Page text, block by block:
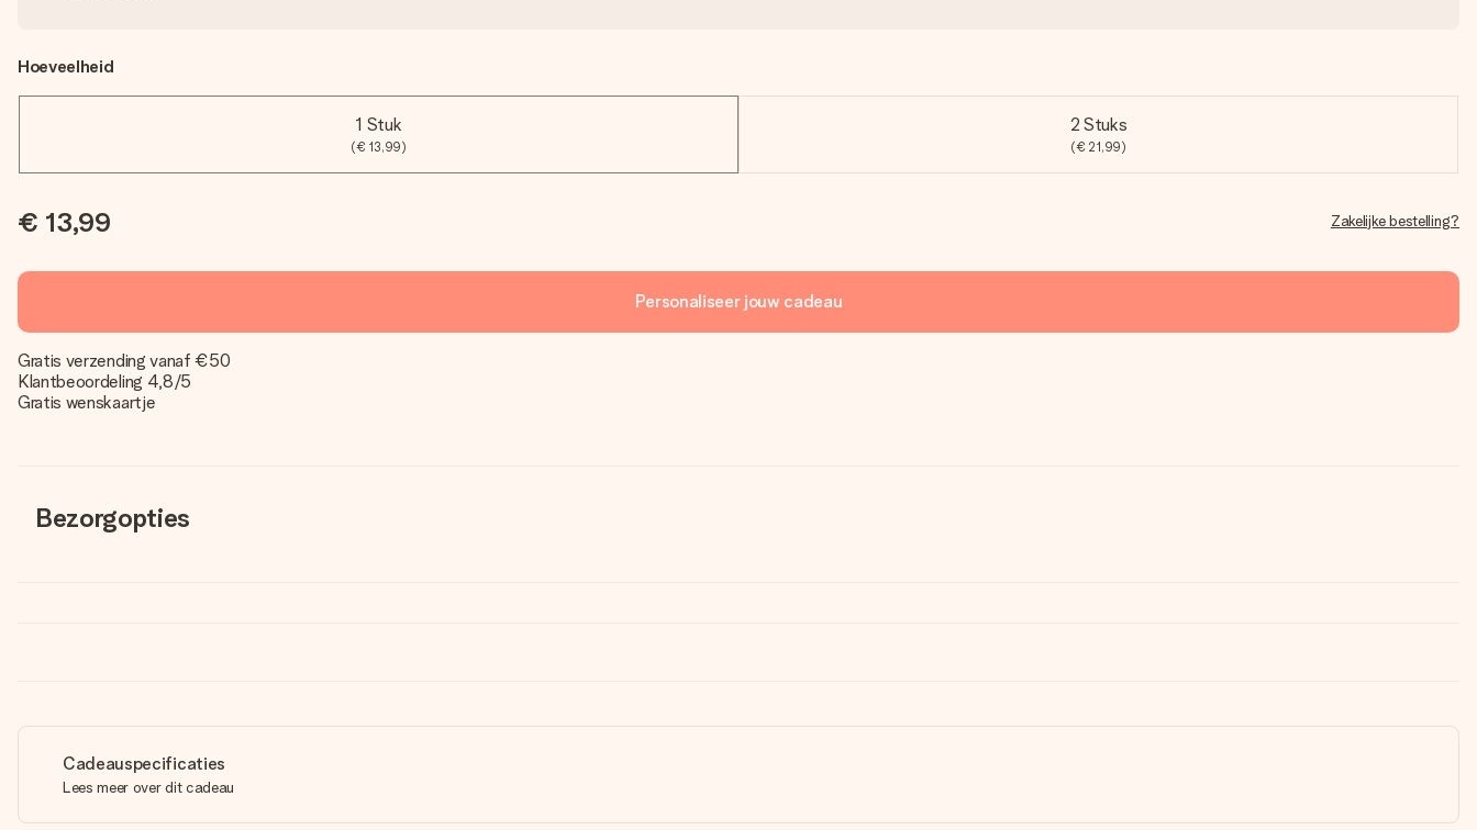
Hoeveelheid
1 Stuk
(€ 13,99)
2 Stuks
(€ 21,99)
€ 13,99 Zakelijke bestelling?
Personaliseer jouw cadeau
Gratis verzending vanaf €50
Klantbeoordeling 4,8/5
Gratis wenskaartje
Bezorgopties
Cadeauspecificaties
Lees meer over dit cadeau